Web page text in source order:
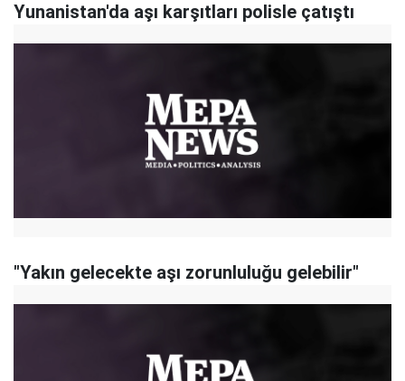
Yunanistan'da aşı karşıtları polisle çatıştı
"Yakın gelecekte aşı zorunluluğu gelebilir"